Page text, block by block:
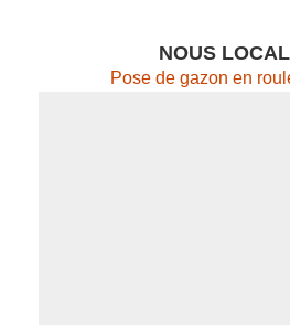
NOUS
Pose de gazon en